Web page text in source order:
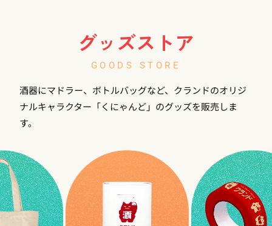
グッズストア
GOODS STORE
酒器にマドラー、ボトルバッグなど、クランドのオリジ
ナルキャラクター「くにゃんど」のグッズを販売しま
す。